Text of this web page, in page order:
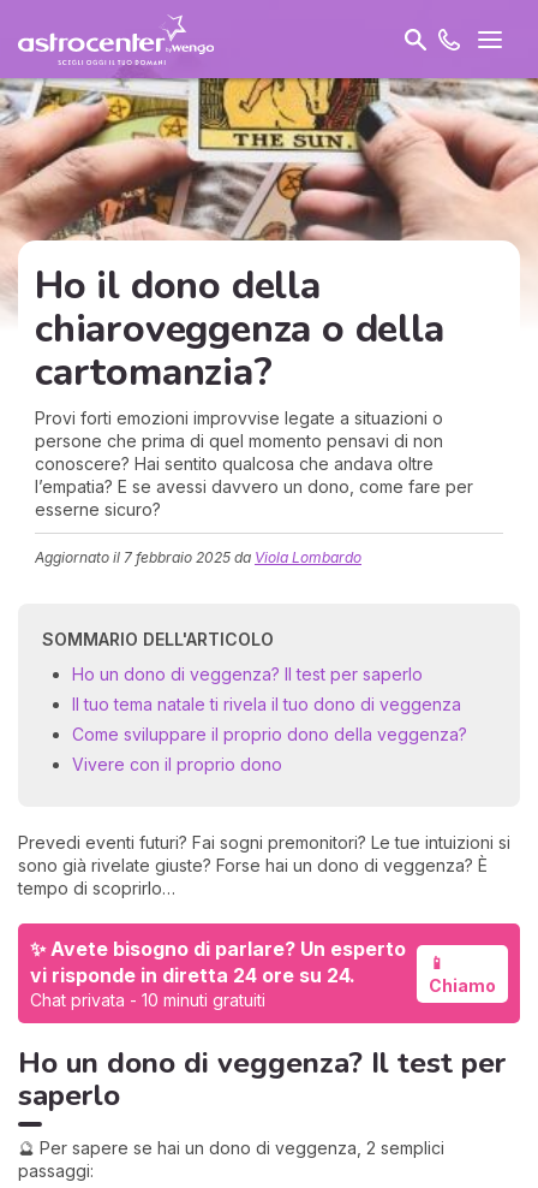
Ho il dono della
chiaroveggenza o della
cartomanzia?
Provi forti emozioni improvvise legate a situazioni o
persone che prima di quel momento pensavi di non
conoscere? Hai sentito qualcosa che andava oltre
l’empatia? E se avessi davvero un dono, come fare per
esserne sicuro?
Aggiornato il 7 febbraio 2025 da Viola Lombardo
SOMMARIO DELL'ARTICOLO
Ho un dono di veggenza? Il test per saperlo
Il tuo tema natale ti rivela il tuo dono di veggenza
Come sviluppare il proprio dono della veggenza?
Vivere con il proprio dono
Prevedi eventi futuri? Fai sogni premonitori? Le tue intuizioni si
sono già rivelate giuste? Forse hai un dono di veggenza? È
tempo di scoprirlo…
✨ Avete bisogno di parlare? Un esperto
vi risponde in diretta 24 ore su 24.
Chat privata - 10 minuti gratuiti
📱
Chiamo
Ho un dono di veggenza? Il test per
saperlo
🔮 Per sapere se hai un dono di veggenza, 2 semplici
passaggi: